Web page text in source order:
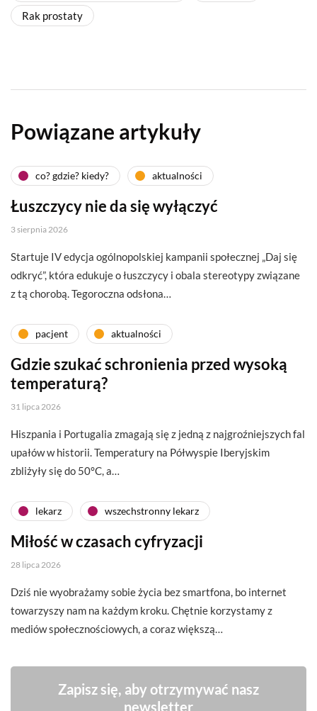
Rak prostaty
Powiązane artykuły
co? gdzie? kiedy? aktualności
Łuszczycy nie da się wyłączyć
3 sierpnia 2026
Startuje IV edycja ogólnopolskiej kampanii społecznej „Daj się
odkryć”, która edukuje o łuszczycy i obala stereotypy związane
z tą chorobą. Tegoroczna odsłona…
pacjent aktualności
Gdzie szukać schronienia przed wysoką
temperaturą?
31 lipca 2026
Hiszpania i Portugalia zmagają się z jedną z najgroźniejszych fal
upałów w historii. Temperatury na Półwyspie Iberyjskim
zbliżyły się do 50°C, a…
lekarz wszechstronny lekarz
Miłość w czasach cyfryzacji
28 lipca 2026
Dziś nie wyobrażamy sobie życia bez smartfona, bo internet
towarzyszy nam na każdym kroku. Chętnie korzystamy z
mediów społecznościowych, a coraz większą…
Zapisz się, aby otrzymywać nasz
newsletter